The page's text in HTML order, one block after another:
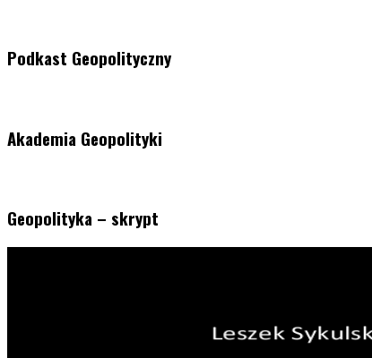
Podkast Geopolityczny
Akademia Geopolityki
Geopolityka – skrypt